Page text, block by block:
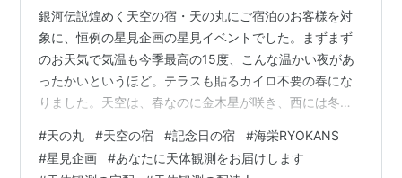
銀河伝説煌めく天空の宿・天の丸にご宿泊のお客様を対
象に、恒例の星見企画の星見イベントでした。まずまず
のお天気で気温も今季最高の15度、こんな温かい夜があ
ったかいというほど。テラスも貼るカイロ不要の春にな
りました。天空は、春なのに金木星が咲き、西には冬の
した。錯覚ではありません。最初に好条件のCSSを見る
ことができました。スマホで撮っちゃいなで撮影した人
#天の丸 #天空の宿 #記念日の宿 #海栄RYOKANS
#星見企画 #あなたに天体観測をお届けします